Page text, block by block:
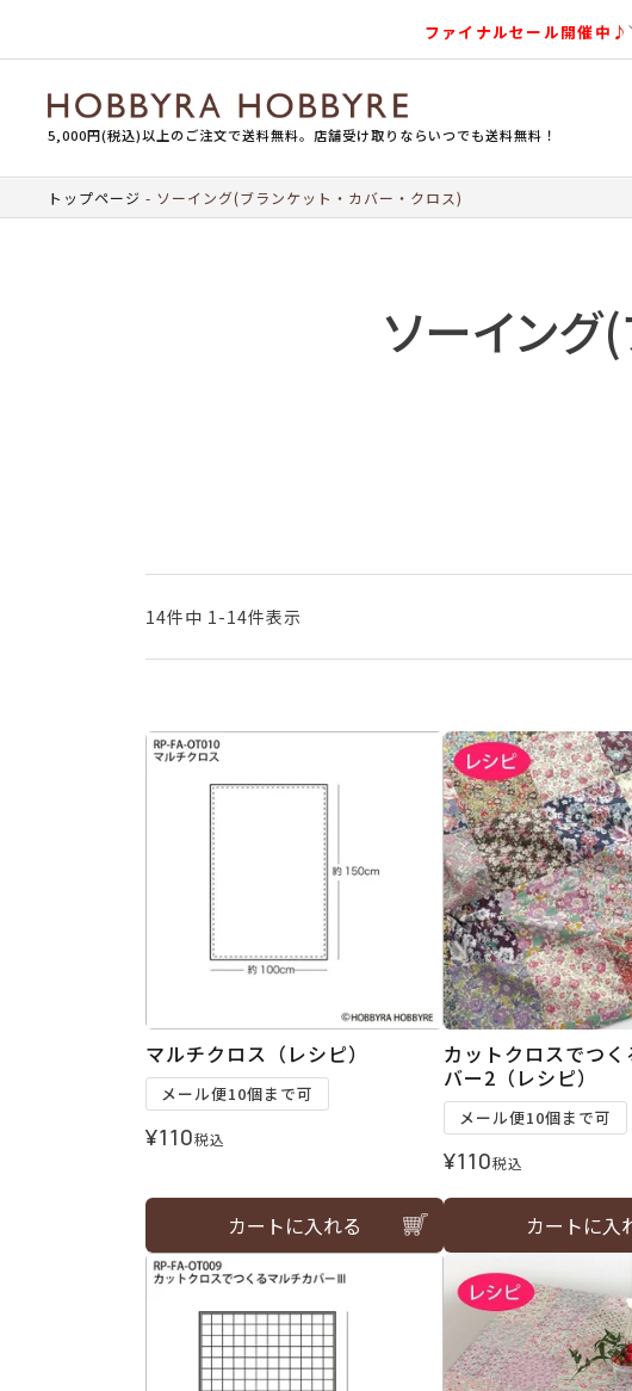
ファイナルセール開催中♪
5,000円(税込)以上のご注文で送料無料。店舗受け取りならいつでも送料無料！
トップページ ソーイング(ブランケット・カバー・クロス)
ソーイング(
14件中 1 -14件表示
マルチクロス（レシピ）
メール便10個まで可
¥110税込
カートに入れる
カットクロスでつく
バー2（レシピ）
メール便10個まで可
¥110税込
カートに入